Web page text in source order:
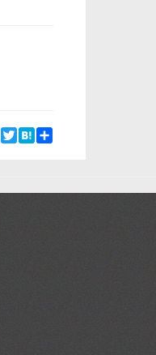
Facebook
Twitter
Hatena